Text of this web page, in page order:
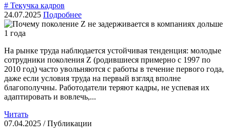
# Текучка кадров
24.07.2025 Подробнее
На рынке труда наблюдается устойчивая тенденция: молодые
сотрудники поколения Z (родившиеся примерно с 1997 по
2010 год) часто увольняются с работы в течение первого года,
даже если условия труда на первый взгляд вполне
благополучны. Работодатели теряют кадры, не успевая их
адаптировать и вовлечь,...
Читать
07.04.2025 / Публикации